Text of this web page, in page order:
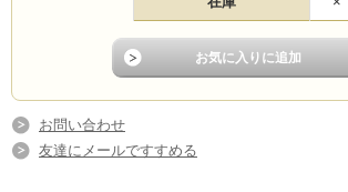
お問い合わせ
友達にメールですすめる